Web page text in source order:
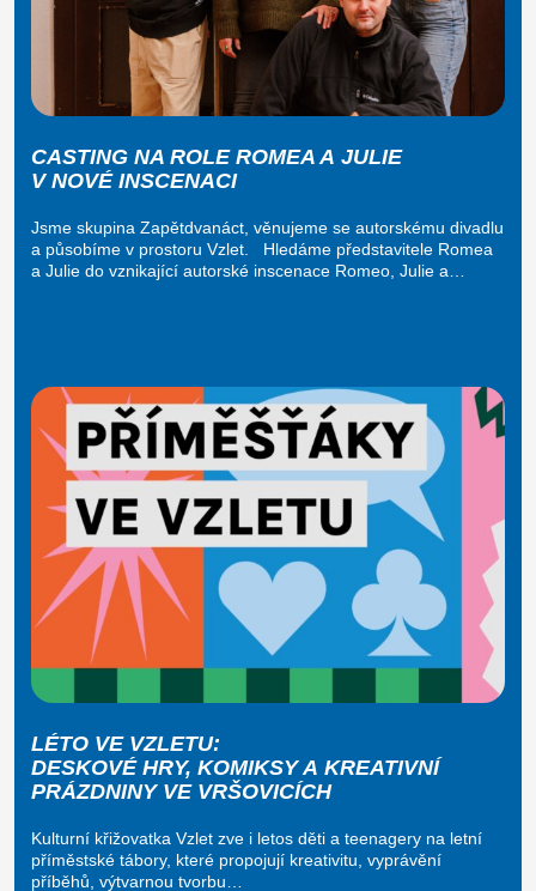
CASTING NA ROLE ROMEA A JULIE
V NOVÉ INSCENACI
Jsme skupina Zapětdvanáct, věnujeme se autorskému divadlu
a působíme v prostoru Vzlet. Hledáme představitele Romea
a Julie do vznikající autorské inscenace Romeo, Julie a…
LÉTO VE VZLETU:
DESKOVÉ HRY, KOMIKSY A KREATIVNÍ
PRÁZDNINY VE VRŠOVICÍCH
Kulturní křižovatka Vzlet zve i letos děti a teenagery na letní
příměstské tábory, které propojují kreativitu, vyprávění
příběhů, výtvarnou tvorbu…